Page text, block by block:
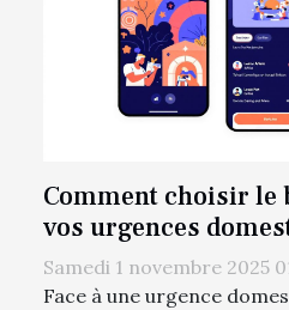
Comment choisir le
vos urgences
Samedi 1 novembre 2025
Face à une urgence